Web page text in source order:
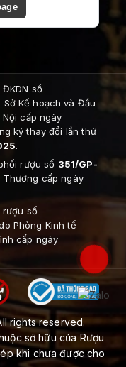
số
Sở Kế hoạch và Đầu
cấp ngày
ký thay đổi lần thứ
.
rượu số 351/GP-
Thương cấp ngày
rượu số
Phòng Kinh tế
cấp ngày
rights reserved.
sở hữu của Rượu
khi chưa được cho